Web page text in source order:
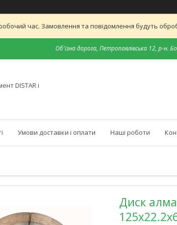
час. Замовлення та повідомлення будуть
Об'їзна дорога, Петропавлівська 12, р-н.
DISTAR і
Умови доставки і оплати Наші роботи
Диск